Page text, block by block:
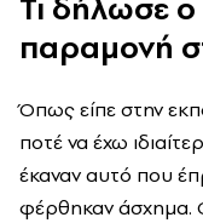
Τι δήλωσε ο
παραμονή
Όπως είπε στην
ποτέ να έχω
έκαναν αυτό που
φέρθηκαν άσχημα.